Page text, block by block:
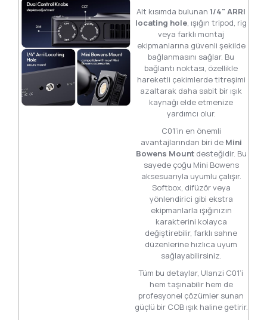
Alt kısımda bulunan 1/4" ARRI
locating hole, ışığın tripod, rig
veya farklı montaj
ekipmanlarına güvenli şekilde
bağlanmasını sağlar. Bu
bağlantı noktası, özellikle
hareketli çekimlerde titreşimi
azaltarak daha sabit bir ışık
kaynağı elde etmenize
yardımcı olur.
C01’in en önemli
avantajlarından biri de Mini
Bowens Mountdesteğidir. Bu
sayede çoğu Mini Bowens
aksesuarıyla uyumlu çalışır.
Softbox, difüzör veya
yönlendirici gibi ekstra
ekipmanlarla ışığınızın
karakterini kolayca
değiştirebilir, farklı sahne
düzenlerine hızlıca uyum
sağlayabilirsiniz.
Tüm bu detaylar, Ulanzi C01’i
hem taşınabilir hem de
profesyonel çözümler sunan
güçlü bir COB ışık haline getirir.